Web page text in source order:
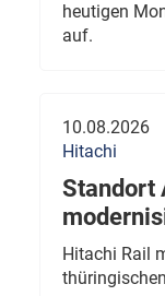
heutigen
auf.
10.08.2026
Hitachi
Standort
Hitachi Rail